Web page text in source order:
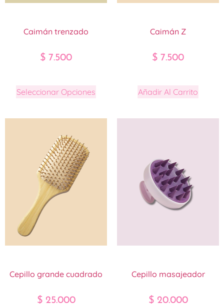
Caimán trenzado
$ 7.500
Seleccionar Opciones
Caimán Z
$ 7.500
Añadir Al Carrito
Cepillo grande cuadrado
$25.000
Cepillo masajeador
$20.000